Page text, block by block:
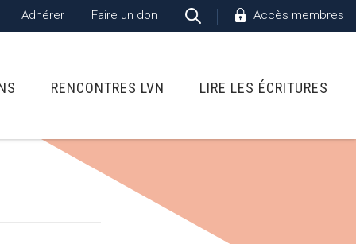
Adhérer Faire un don Accès membres
RENCONTRES LVN LIRE LES ÉCRITURES